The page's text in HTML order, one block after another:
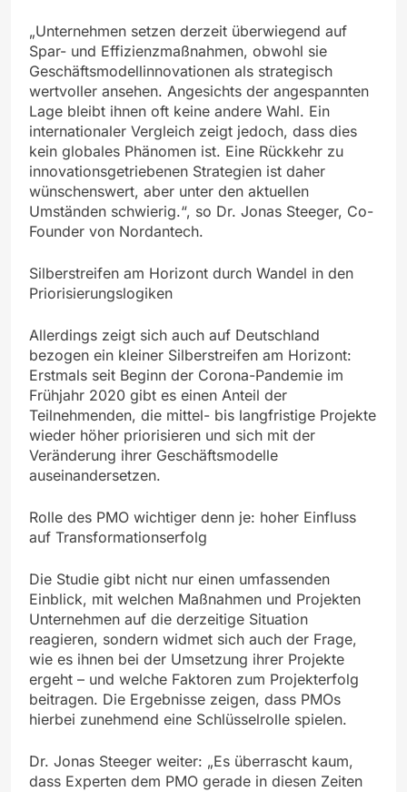
„Unternehmen setzen derzeit überwiegend auf
Spar- und Effizienzmaßnahmen, obwohl sie
Geschäftsmodellinnovationen als strategisch
wertvoller ansehen. Angesichts der angespannten
Lage bleibt ihnen oft keine andere Wahl. Ein
internationaler Vergleich zeigt jedoch, dass dies
kein globales Phänomen ist. Eine Rückkehr zu
innovationsgetriebenen Strategien ist daher
wünschenswert, aber unter den aktuellen
Umständen schwierig.“, so Dr. Jonas Steeger, Co-
Founder von Nordantech.
Silberstreifen am Horizont durch Wandel in den
Priorisierungslogiken
Allerdings zeigt sich auch auf Deutschland
bezogen ein kleiner Silberstreifen am Horizont:
Erstmals seit Beginn der Corona-Pandemie im
Frühjahr 2020 gibt es einen Anteil der
Teilnehmenden, die mittel- bis langfristige Projekte
wieder höher priorisieren und sich mit der
Veränderung ihrer Geschäftsmodelle
auseinandersetzen.
Rolle des PMO wichtiger denn je: hoher Einfluss
auf Transformationserfolg
Die Studie gibt nicht nur einen umfassenden
Einblick, mit welchen Maßnahmen und Projekten
Unternehmen auf die derzeitige Situation
reagieren, sondern widmet sich auch der Frage,
wie es ihnen bei der Umsetzung ihrer Projekte
ergeht – und welche Faktoren zum Projekterfolg
beitragen. Die Ergebnisse zeigen, dass PMOs
hierbei zunehmend eine Schlüsselrolle spielen.
Dr. Jonas Steeger weiter: „Es überrascht kaum,
dass Experten dem PMO gerade in diesen Zeiten